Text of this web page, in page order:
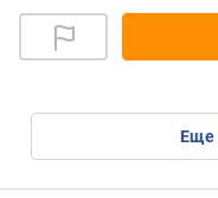
eще